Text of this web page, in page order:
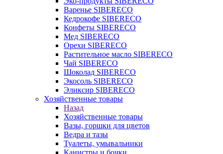
Варенье SIBERECO
Кедрокофе SIBERECO
Конфеты SIBERECO
Мед SIBERECO
Орехи SIBERECO
Растительное масло SIBERECO
Чай SIBERECO
Шоколад SIBERECO
Экосоль SIBERECO
Эликсир SIBERECO
Хозяйственные товары
Назад
Хозяйственные товары
Вазы, горшки для цветов
Ведра и тазы
Туалеты, умывальники
Канистры и бочки